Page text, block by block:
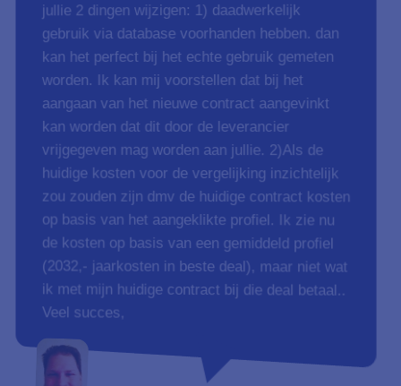
jullie 2 dingen wijzigen: 1) daadwerkelijk
gebruik via database voorhanden hebben. dan
kan het perfect bij het echte gebruik gemeten
worden. Ik kan mij voorstellen dat bij het
aangaan van het nieuwe contract aangevinkt
kan worden dat dit door de leverancier
vrijgegeven mag worden aan jullie. 2)Als de
huidige kosten voor de vergelijking inzichtelijk
zou zouden zijn dmv de huidige contract kosten
op basis van het aangeklikte profiel. Ik zie nu
de kosten op basis van een gemiddeld profiel
(2032,- jaarkosten in beste deal), maar niet wat
ik met mijn huidige contract bij die deal betaal..
Veel succes,